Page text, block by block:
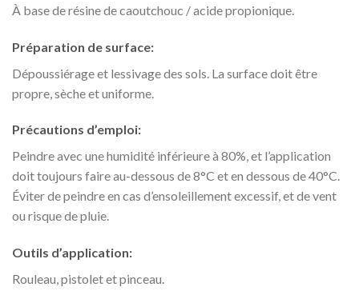
À base de résine de caoutchouc / acide propionique.
Préparation de surface:
Dépoussiérage et lessivage des sols. La surface doit être
propre, sèche et uniforme.
Précautions d’emploi:
Peindre avec une humidité inférieure à 80%, et l’application
doit toujours faire au-dessous de 8°C et en dessous de 40°C.
Éviter de peindre en cas d’ensoleillement excessif, et de vent
ou risque de pluie.
Outils d’application:
Rouleau, pistolet et pinceau.